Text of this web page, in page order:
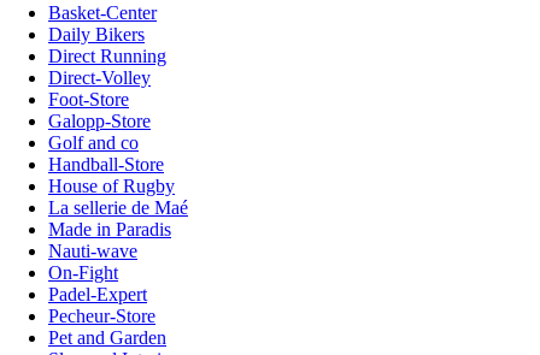
Basket-Center
Daily Bikers
Direct Running
Direct-Volley
Foot-Store
Galopp-Store
Golf and co
Handball-Store
House of Rugby
La sellerie de Maé
Made in Paradis
Nauti-wave
On-Fight
Padel-Expert
Pecheur-Store
Pet and Garden